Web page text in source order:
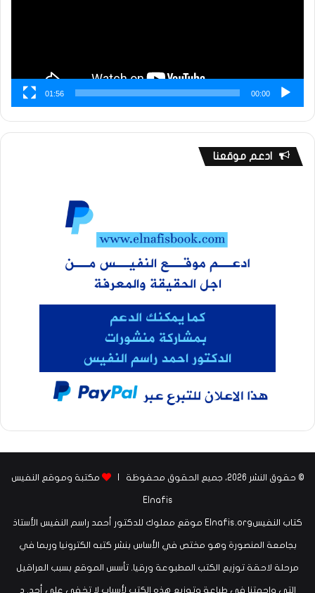
00:00
01:56
ادعم موقعنا
© حقوق النشر 2026، جميع الحقوق محفوظة | مكتبة وموقع النفيس
Elnafis
كتاب النفيسElnafis.org موقع مملوك للدكتور أحمد راسم النفيس الأستاذ
بجامعة المنصورة وهو مختص في الأساس بنشر كتبه الكترونيا وربما في
مرحلة لاحقة توزيع الكتب المطبوعة ورقيا. تأسس الموقع بسبب العراقيل
التي واجهتنا في طباعة وتوزيع هذه الكتب لأسباب لا تخفى على أحد. د